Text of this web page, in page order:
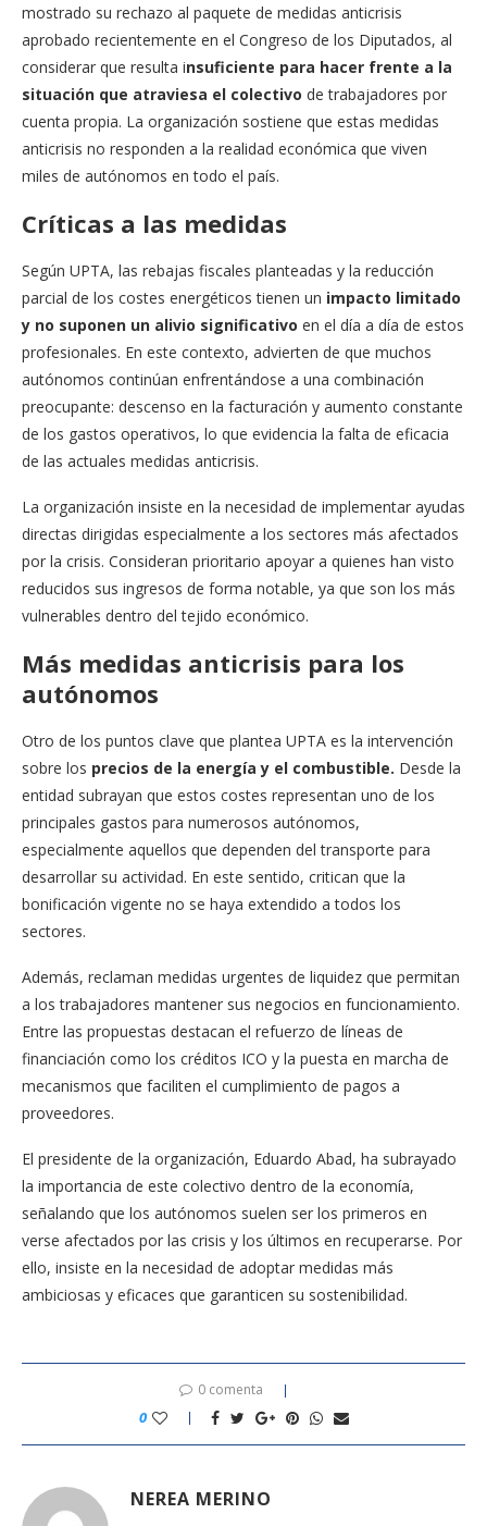
mostrado su rechazo al paquete de medidas anticrisis
aprobado recientemente en el Congreso de los Diputados, al
considerar que resulta insuficiente para hacer frente a la
situación que atraviesa el colectivo de trabajadores por
cuenta propia. La organización sostiene que estas medidas
anticrisis no responden a la realidad económica que viven
miles de autónomos en todo el país.
Críticas a las medidas
Según UPTA, las rebajas fiscales planteadas y la reducción
parcial de los costes energéticos tienen un impacto limitado
y no suponen un alivio significativo en el día a día de estos
profesionales. En este contexto, advierten de que muchos
autónomos continúan enfrentándose a una combinación
preocupante: descenso en la facturación y aumento constante
de los gastos operativos, lo que evidencia la falta de eficacia
de las actuales medidas anticrisis.
La organización insiste en la necesidad de implementar ayudas
directas dirigidas especialmente a los sectores más afectados
por la crisis. Consideran prioritario apoyar a quienes han visto
reducidos sus ingresos de forma notable, ya que son los más
vulnerables dentro del tejido económico.
Más medidas anticrisis para los
autónomos
Otro de los puntos clave que plantea UPTA es la intervención
sobre los precios de la energía y el combustible. Desde la
entidad subrayan que estos costes representan uno de los
principales gastos para numerosos autónomos,
especialmente aquellos que dependen del transporte para
desarrollar su actividad. En este sentido, critican que la
bonificación vigente no se haya extendido a todos los
sectores.
Además, reclaman medidas urgentes de liquidez que permitan
a los trabajadores mantener sus negocios en funcionamiento.
Entre las propuestas destacan el refuerzo de líneas de
financiación como los créditos ICO y la puesta en marcha de
mecanismos que faciliten el cumplimiento de pagos a
proveedores.
El presidente de la organización, Eduardo Abad, ha subrayado
la importancia de este colectivo dentro de la economía,
señalando que los autónomos suelen ser los primeros en
verse afectados por las crisis y los últimos en recuperarse. Por
ello, insiste en la necesidad de adoptar medidas más
ambiciosas y eficaces que garanticen su sostenibilidad.
0 comenta
0
NEREA MERINO